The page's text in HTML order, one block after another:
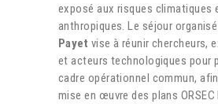
exposé aux risques climatiques
anthropiques. Le séjour
Payet vise à réunir chercheurs,
et acteurs technologiques pour
cadre opérationnel commun,
mise en œuvre des plans